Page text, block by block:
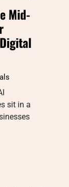
Mid-
sit in a